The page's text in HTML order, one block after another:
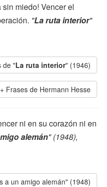
sin miedo! Vencer el
"La ruta interior"
de "La ruta interior" (1946)
Frases de Hermann Hesse
ni en su corazón ni en
alemán" (1948),
a un amigo alemán" (1948)